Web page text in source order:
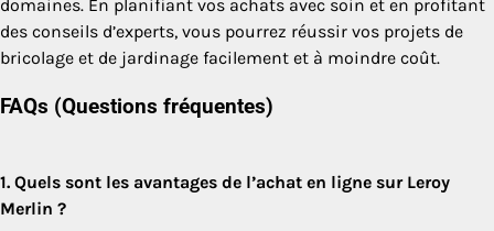
domaines. En planifiant vos achats avec soin et en profitant
des conseils d’experts, vous pourrez réussir vos projets de
bricolage et de jardinage facilement et à moindre coût.
FAQs (Questions fréquentes)
1. Quels sont les avantages de l’achat en ligne sur Leroy
Merlin ?